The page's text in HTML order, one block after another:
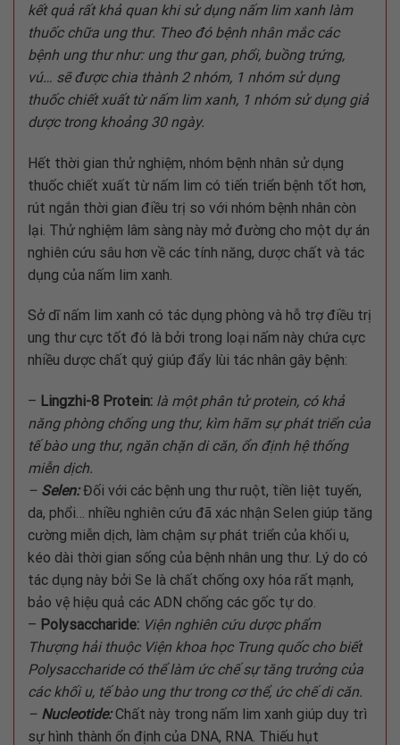
kết quả rất khả quan khi sử dụng nấm lim xanh làm
thuốc chữa ung thư. Theo đó bệnh nhân mắc các
bệnh ung thư như: ung thư gan, phổi, buồng trứng,
vú… sẽ được chia thành 2 nhóm, 1 nhóm sử dụng
thuốc chiết xuất từ nấm lim xanh, 1 nhóm sử dụng giả
dược trong khoảng 30 ngày.
Hết thời gian thử nghiệm, nhóm bệnh nhân sử dụng
thuốc chiết xuất từ nấm lim có tiến triển bệnh tốt hơn,
rút ngắn thời gian điều trị so với nhóm bệnh nhân còn
lại. Thử nghiệm lâm sàng này mở đường cho một dự án
nghiên cứu sâu hơn về các tính năng, dược chất và tác
dụng của nấm lim xanh.
Sở dĩ nấm lim xanh có tác dụng phòng và hỗ trợ điều trị
ung thư cực tốt đó là bởi trong loại nấm này chứa cực
nhiều dược chất quý giúp đẩy lùi tác nhân gây bệnh:
– Lingzhi-8 Protein: là một phân tử protein, có khả
năng phòng chống ung thư, kìm hãm sự phát triển của
tế bào ung thư, ngăn chặn di căn, ổn định hệ thống
miễn dịch.
– Selen:Đối với các bệnh ung thư ruột, tiền liệt tuyến,
da, phổi… nhiều nghiên cứu đã xác nhận Selen giúp tăng
cường miễn dịch, làm chậm sự phát triển của khối u,
kéo dài thời gian sống của bệnh nhân ung thư. Lý do có
tác dụng này bởi Se là chất chống oxy hóa rất mạnh,
bảo vệ hiệu quả các ADN chống các gốc tự do.
– Polysaccharide: Viện nghiên cứu dược phẩm
Thượng hải thuộc Viện khoa học Trung quốc cho biết
Polysaccharide có thể làm ức chế sự tăng trưởng của
các khối u, tế bào ung thư trong cơ thể, ức chế di căn.
– Nucleotide:Chất này trong nấm lim xanh giúp duy trì
sự hình thành ổn định của DNA, RNA. Thiếu hụt